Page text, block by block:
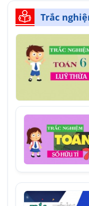
Trắc